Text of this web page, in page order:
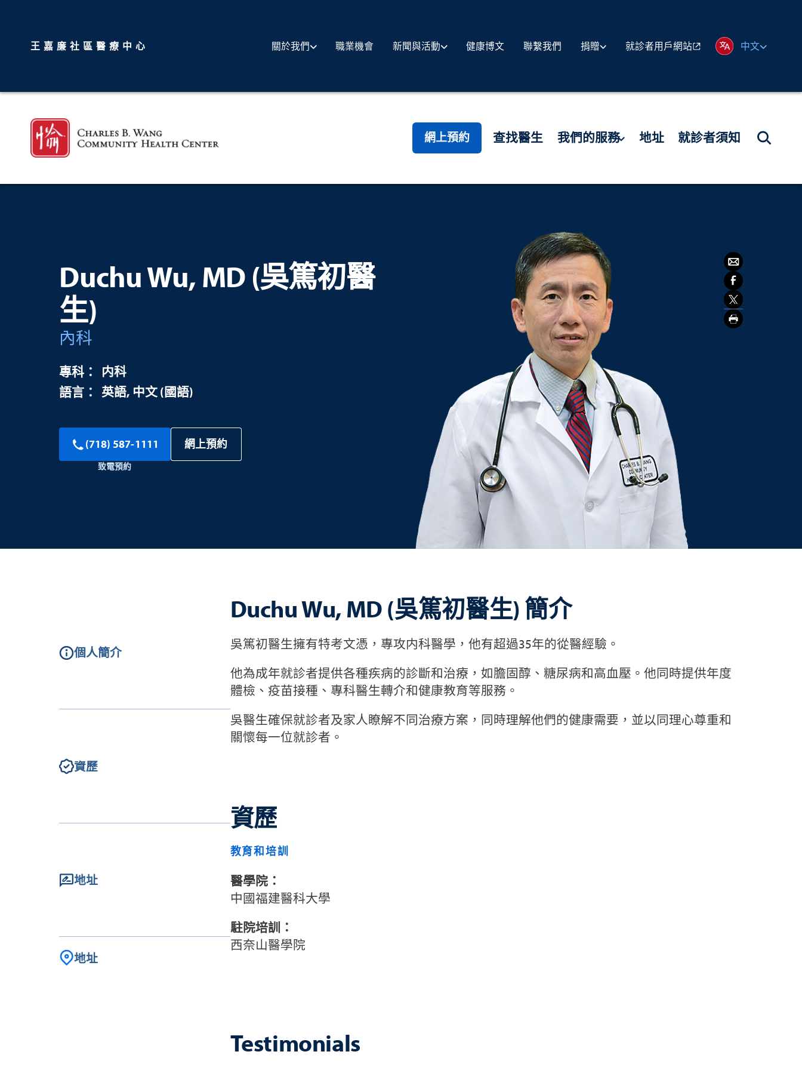
王嘉廉社區醫療中心 關於我們 職業機會 新聞與活動 健康博文 聯繫我們 捐贈 就診者用戶網站 中文
網上預約 查找醫生 我們的服務 地址 就診者須知
Duchu Wu, MD (吳篤初醫
生)
內科
内科
英語 中文 (國語)
(718) 587-1111
致電預約
網上預約
個人簡介
資歷
地址
地址
Duchu Wu, MD (吳篤初醫生) 簡介
吳篤初醫生擁有特考文憑，專攻内科醫學，他有超過35年的從醫經驗。
他為成年就診者提供各種疾病的診斷和治療，如膽固醇、糖尿病和高血壓。他同時提供年度
體檢、疫苗接種、專科醫生轉介和健康教育等服務。
吳醫生確保就診者及家人瞭解不同治療方案，同時理解他們的健康需要，並以同理心尊重和
關懷每一位就診者。
資歷
教育和培訓
醫學院：
中國福建醫科大學
駐院培訓：
西奈山醫學院
Testimonials